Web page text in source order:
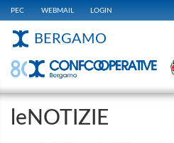
PEC WEBMAIL LOGIN
BERGAMO
leNOTIZIE